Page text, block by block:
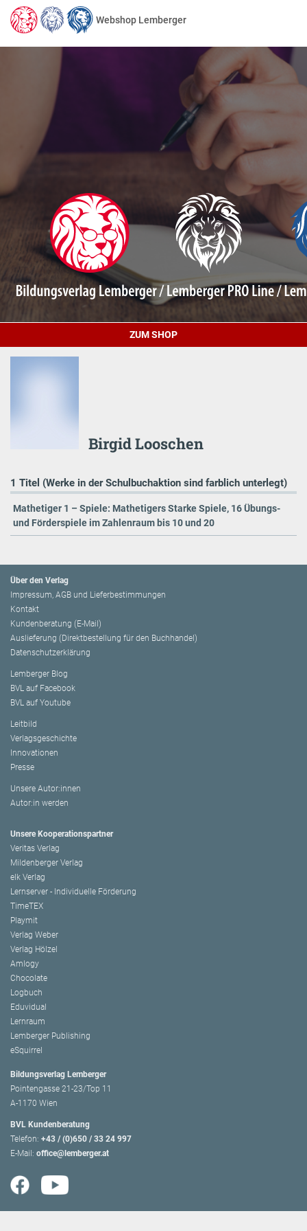
Webshop Lemberger
ZUM SHOP
Birgid Looschen
1 Titel (Werke in der Schulbuchaktion sind farblich unterlegt)
Mathetiger 1 – Spiele: Mathetigers Starke Spiele, 16 Übungs-
und Förderspiele im Zahlenraum bis 10 und 20
Über den Verlag
Impressum, AGB und Lieferbestimmungen
Kontakt
Kundenberatung (E-Mail)
Auslieferung (Direktbestellung für den Buchhandel)
Datenschutzerklärung
Lemberger Blog
BVL auf Facebook
BVL auf Youtube
Leitbild
Verlagsgeschichte
Innovationen
Presse
Unsere Autor:innen
Autor:in werden
Unsere Kooperationspartner
Veritas Verlag
Mildenberger Verlag
elk Verlag
Lernserver - Individuelle Förderung
TimeTEX
Playmit
Verlag Weber
Verlag Hölzel
Amlogy
Chocolate
Logbuch
Eduvidual
Lernraum
Lemberger Publishing
eSquirrel
Bildungsverlag Lemberger
Pointengasse 21-23/Top 11
A-1170 Wien
BVL Kundenberatung
Telefon: +43 / (0)650 / 33 24 997
E-Mail: office@lemberger.at